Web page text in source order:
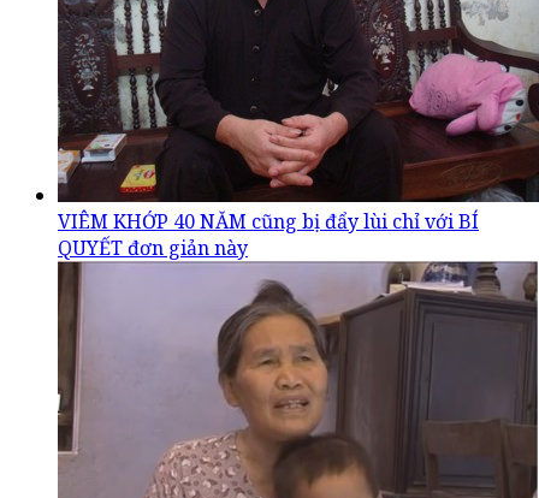
VIÊM KHỚP 40 NĂM cũng bị đẩy lùi chỉ với BÍ
QUYẾT đơn giản này